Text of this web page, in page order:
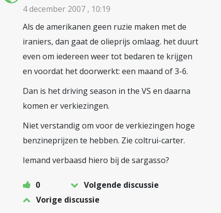
4 december 2007 , 10:19
Als de amerikanen geen ruzie maken met de
iraniers, dan gaat de olieprijs omlaag. het duurt
even om iedereen weer tot bedaren te krijgen
en voordat het doorwerkt: een maand of 3-6.
Dan is het driving season in the VS en daarna
komen er verkiezingen.
Niet verstandig om voor de verkiezingen hoge
benzineprijzen te hebben. Zie coltrui-carter.
Iemand verbaasd hiero bij de sargasso?
0
Volgende discussie
Vorige discussie